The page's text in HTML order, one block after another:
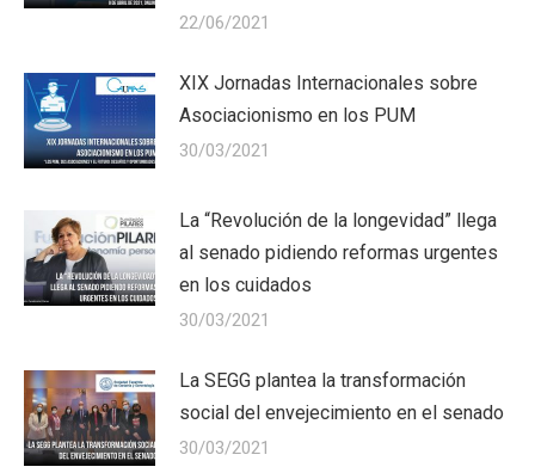
22/06/2021
XIX Jornadas Internacionales sobre
Asociacionismo en los PUM
30/03/2021
La “Revolución de la longevidad” llega
al senado pidiendo reformas urgentes
en los cuidados
30/03/2021
La SEGG plantea la transformación
social del envejecimiento en el senado
30/03/2021